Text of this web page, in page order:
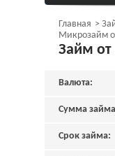
Главная
Микрозайм
Займ от
Валюта:
Сумма
Срок займа: